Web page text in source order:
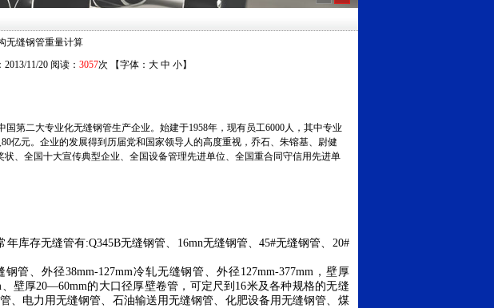
无缝钢管重量计算
11/20 阅读： 3057次 【字体： 大 中 小】
第二大专业化无缝钢管生产企业。始建于1958年，现有员工6000人，其中专业
亿元。企业的发展得到历届党和国家领导人的高度重视，乔石、朱镕基、尉健
、全国十大宣传典型企业、全国设备管理先进单位、全国重合同守信用先进单
年库存无缝管有:Q345B无缝钢管、 16mn无缝钢管、45#无缝钢管、 20#
钢管、外径38mm-127mm冷轧无缝钢管、外径127mm-377mm，壁厚
、壁厚20—60mm的大口径厚壁卷管，可定尺到 16米及各种规格的无缝
、电力用无缝钢管、石油输送用无缝钢管、化肥设备用无缝钢管、煤